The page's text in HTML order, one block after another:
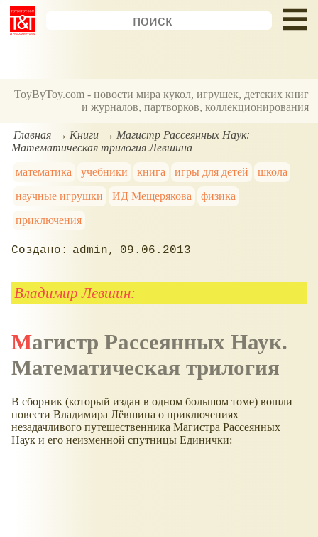
ToyByToy.com - новости мира кукол, игрушек, детских книг
и журналов, партворков, коллекционирования
Главная Книги
Магистр Рассеянных Наук:
Математическая трилогия Левшина
математика
учебники книга игры для детей
школа
научные игрушки
ИД Мещерякова
физика
приключения
admin 09.06.2013
Владимир Левшин:
Магистр Рассеянных Наук.
Математическая трилогия
В сборник (который издан в одном большом томе) вошли
повести Владимира Лёвшина о приключениях
незадачливого путешественника Магистра Рассеянных
Наук и его неизменной спутницы Единички: